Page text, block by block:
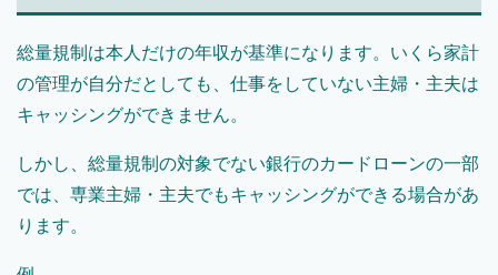
総量規制は本人だけの年収が基準になります。いくら家計
の管理が自分だとしても、仕事をしていない主婦・主夫は
キャッシングができません。
しかし、総量規制の対象でない銀行のカードローンの一部
では、専業主婦・主夫でもキャッシングができる場合があ
ります。